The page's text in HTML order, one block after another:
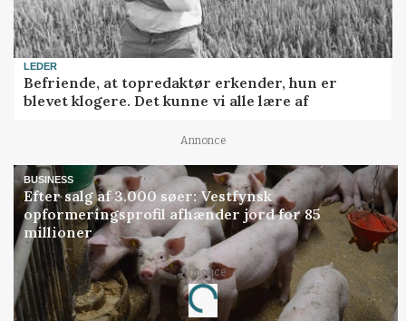
LEDER
Befriende, at topredaktør erkender, hun er
blevet klogere. Det kunne vi alle lære af
Annonce
BUSINESS
Efter salg af 3.000 søer: Vestfynsk
opformeringsprofil afhænder jord for 85
millioner
Annonce
Loading...